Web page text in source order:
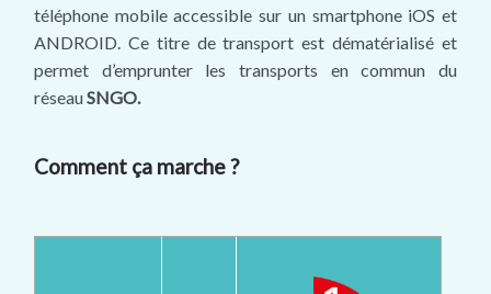
téléphone mobile accessible sur un smartphone iOS et
ANDROID. Ce titre de transport est dématérialisé et
permet d’emprunter les transports en commun du
réseauSNGO.
Comment ça marche ?